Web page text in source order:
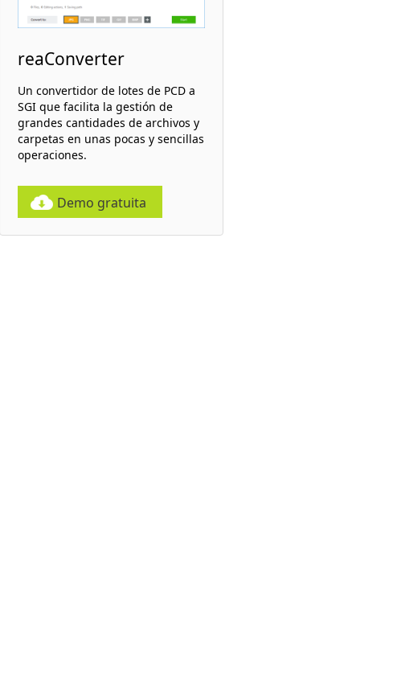
reaConverter
Un convertidor de lotes de PCD a
SGI que facilita la gestión de
grandes cantidades de archivos y
carpetas en unas pocas y sencillas
operaciones.
Demo gratuita